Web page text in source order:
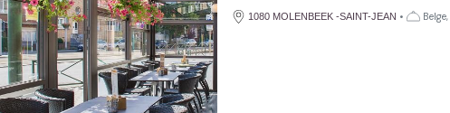
1080 MOLENBEEK -SAINT-JEAN • Belge,